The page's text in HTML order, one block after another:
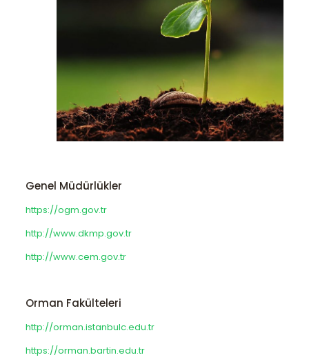
Genel Müdürlükler
https://ogm.gov.tr
http://www.dkmp.gov.tr
http://www.cem.gov.tr
Orman Fakülteleri
http://orman.istanbulc.edu.tr
https://orman.bartin.edu.tr